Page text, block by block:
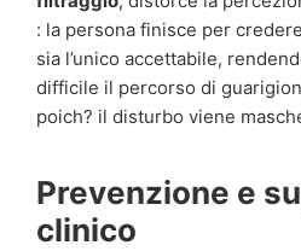
: la persona finisce per
sia l’unico accettabile,
difficile il percorso di
poich? il disturbo viene
Prevenzione e
clinico